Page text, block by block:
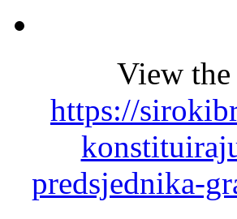
View the
https://
predsjednika-